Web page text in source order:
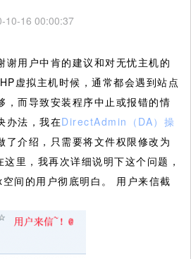
10-16 00:00:37
谢用户中肯的建议和对无忧主机的
虚拟主机时候，通常都会遇到站点
，而导致安装程序中止或报错的情
办法，我在DirectAdmin（DA）操
了介绍，只需要将文件权限修改为
里，我再次详细说明下这个问题，
间的用户彻底明白。 用户来信截